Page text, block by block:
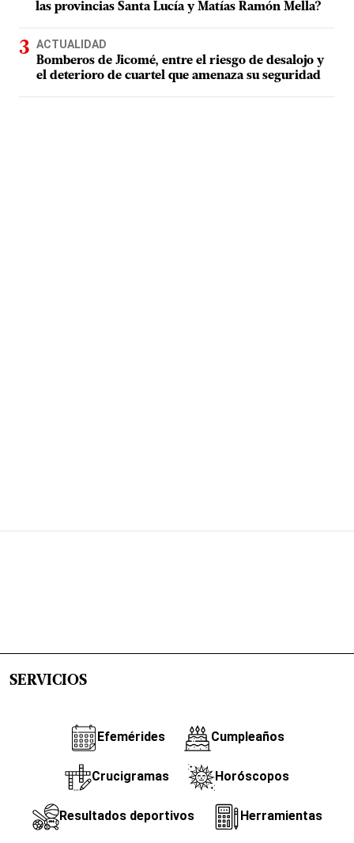
las provincias Santa Lucía y Matías Ramón Mella?
ACTUALIDAD
Bomberos de Jicomé, entre el riesgo de desalojo y
el deterioro de cuartel que amenaza su seguridad
SERVICIOS
Efemérides Cumpleaños
Crucigramas Horóscopos
Resultados deportivos Herramientas